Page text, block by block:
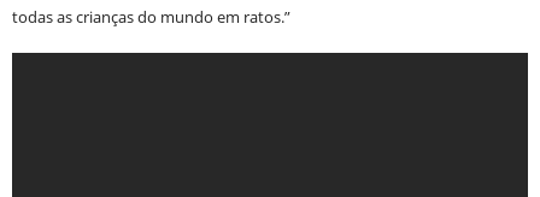
todas as crianças do mundo em ratos.”